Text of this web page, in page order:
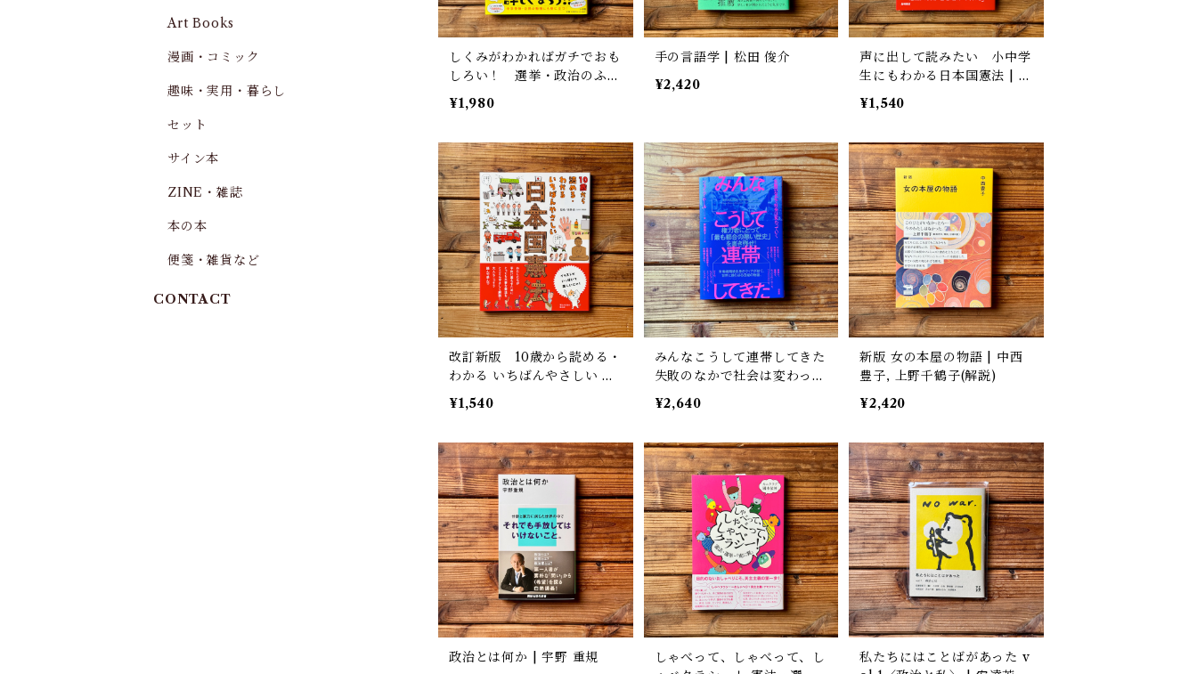
しくみがわかればガチでおも
しろい！ 選挙・政治のふし
ぎ | セイジドウラク(編), 小
迎 裕美子(絵)
¥1,980
手の言語学 | 松田 俊介
¥2,420
声に出して読みたい 小中学
生にもわかる日本国憲法 | 齋
藤 孝, ヨシタケ シンスケ(絵)
¥1,540
改訂新版 10歳から読める・
わかる いちばんやさしい 日
本国憲法 | 南野 森
¥1,540
みんなこうして連帯してきた
失敗のなかで社会は変わって
いく | ジェイク ホール, 安藤
貴子(訳)
¥2,640
新版 女の本屋の物語 | 中西
豊子, 上野千鶴子(解説)
¥2,420
政治とは何か | 宇野 重規
しゃべって、しゃべって、し
私たちにはことばがあった v
Art Books
漫画・コミック
趣味・実用・暮らし
セット
サイン本
ZINE・雑誌
本の本
便箋・雑貨など
CONTACT